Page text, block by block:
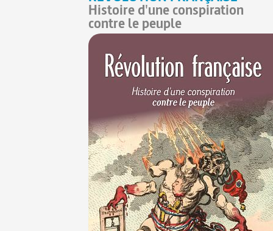
Histoire d'une conspiration
contre le peuple